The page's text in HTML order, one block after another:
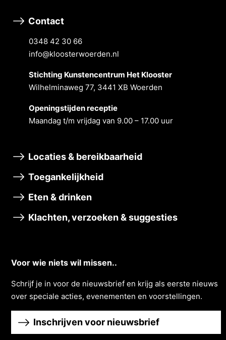
Contact
0348 42 30 66
info@kloosterwoerden.nl
Stichting Kunstencentrum Het Klooster
Wilhelminaweg 77, 3441 XB Woerden
Openingstĳden receptie
Maandag t/m vrĳdag van 9.00 – 17.00 uur
Locaties & bereikbaarheid
Toegankelijkheid
Eten & drinken
Klachten, verzoeken & suggesties
Voor wie niets wil missen..
Schrĳf je in voor de nieuwsbrief en krĳg als eerste nieuws
over speciale acties, evenementen en voorstellingen.
Inschrijven voor nieuwsbrief